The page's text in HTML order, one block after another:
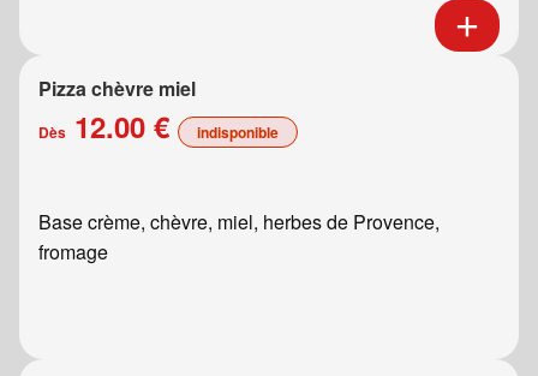
Pizza chèvre miel
Dès 12.00 € indisponible
Base crème, chèvre, miel, herbes de Provence,
fromage